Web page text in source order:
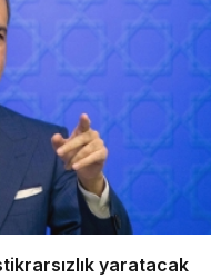
yaratacak